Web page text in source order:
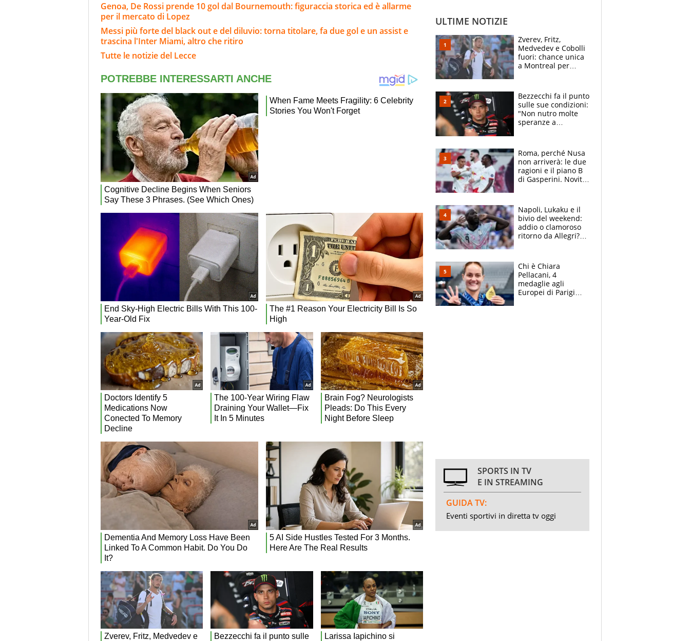
Genoa, De Rossi prende 10 gol dal Bournemouth: figuraccia storica ed è allarme
per il mercato di Lopez
Messi più forte del black out e del diluvio: torna titolare, fa due gol e un assist e
trascina l'Inter Miami, altro che ritiro
Tutte le notizie del Lecce
ULTIME NOTIZIE
Zverev, Fritz,
Medvedev e Cobolli
fuori: chance unica
a Montreal per
attacca le palline
Bezzecchi fa il punto
sulle sue condizioni:
"Non nutro molte
speranze a
da Aragon
Roma, perché Nusa
non arriverà: le due
ragioni e il piano B
di Gasperini. Novità
Napoli, Lukaku e il
bivio del weekend:
addio o clamoroso
ritorno da Allegri?
Chi è Chiara
Pellacani, 4
medaglie agli
Europei di Parigi
SPORTS IN TV
E IN STREAMING
GUIDA TV:
Eventi sportivi in diretta tv oggi